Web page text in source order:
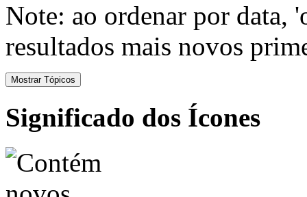
Note: ao ordenar por data,
resultados mais novos
Significado dos Ícones